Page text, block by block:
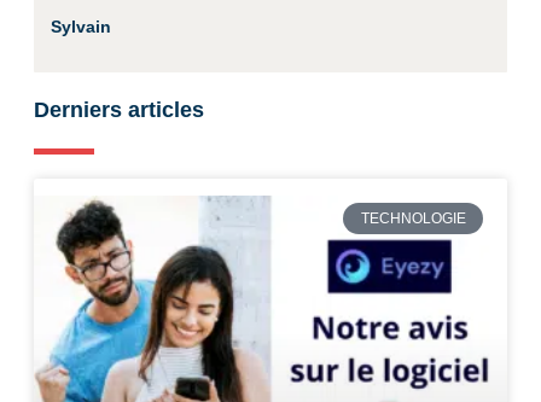
Sylvain
Derniers articles
TECHNOLOGIE